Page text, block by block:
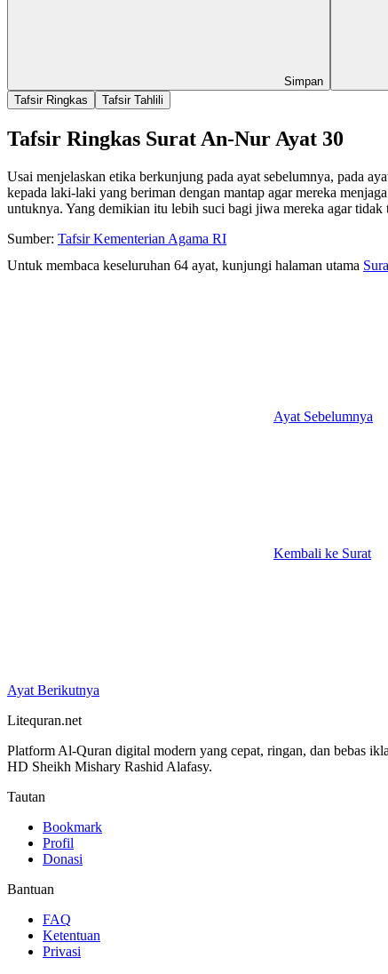
Simpan
Tafsir Ringkas
Tafsir Tahlili
Tafsir Ringkas Surat An-Nur Ayat 30
Usai menjelaskan etika berkunjung pada ayat sebelumnya, pada
kepada laki-laki yang beriman dengan mantap agar mereka
untuknya. Yang demikian itu lebih suci bagi jiwa mereka agar
Sumber: Tafsir Kementerian Agama RI
Untuk membaca keseluruhan 64 ayat, kunjungi halaman utama
Ayat Sebelumnya
Kembali ke Surat
Ayat Berikutnya
Litequran.net
Platform Al-Quran digital modern yang cepat, ringan, dan bebas
HD Sheikh Mishary Rashid Alafasy.
Tautan
Bookmark
Profil
Donasi
Bantuan
FAQ
Ketentuan
Privasi